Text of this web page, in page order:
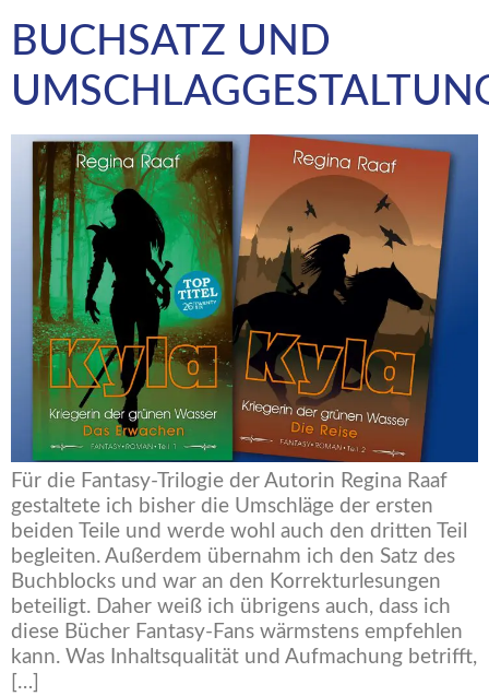
BUCHSATZ UND
Für die Fantasy-Trilogie der Autorin Regina Raaf
gestaltete ich bisher die Umschläge der ersten
beiden Teile und werde wohl auch den dritten Teil
begleiten. Außerdem übernahm ich den Satz des
Buchblocks und war an den Korrekturlesungen
beteiligt. Daher weiß ich übrigens auch, dass ich
diese Bücher Fantasy-Fans wärmstens empfehlen
kann. Was Inhaltsqualität und Aufmachung betrifft,
[…]